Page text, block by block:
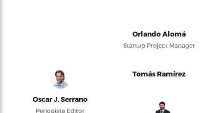
Orlando Alomá
Startup Project Manager
Oscar J. Serrano
Periodista Editor
Tomás Ramírez